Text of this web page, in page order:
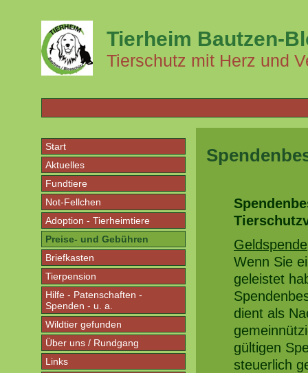
Tierheim Bautzen-
Tierschutz mit Herz und
Start
Aktuelles
Fundtiere
Not-Fellchen
Adoption - Tierheimtiere
Preise- und Gebühren
Briefkasten
Tierpension
Hilfe - Patenschaften -
Spenden - u. a.
Wildtier gefunden
Über uns / Rundgang
Links
Geldspende
Wenn Sie
geleistet
dient als
gültigen
steuerlich